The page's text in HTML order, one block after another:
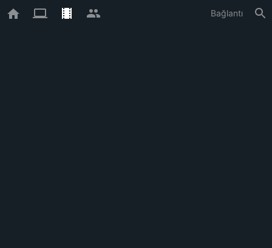
Bağlantı